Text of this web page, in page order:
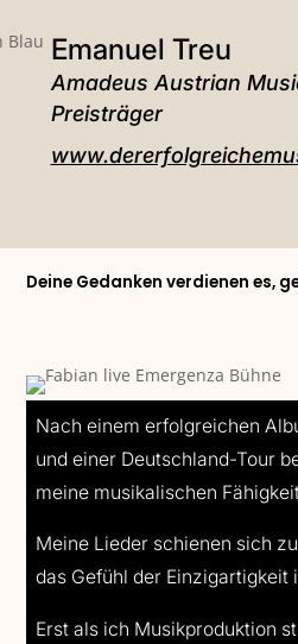
Emanuel Treu
Amadeus Austrian
Preisträger
Deine Gedanken verdienen es,
Nach einem erfolgreichen
und einer Deutschland-Tour
meine musikalischen
Meine Lieder schienen sich
das Gefühl der Einzigartigkeit
Erst als ich Musikproduktion